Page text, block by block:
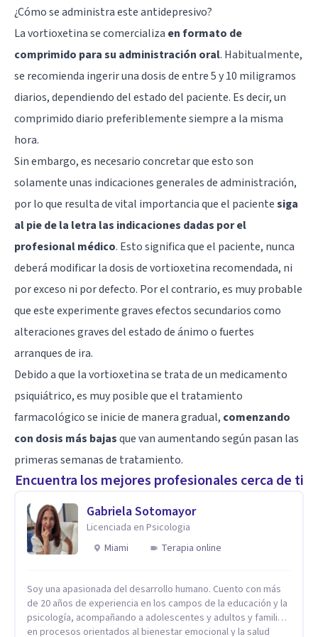
¿Cómo se administra este antidepresivo?
La vortioxetina se comercializa en formato de
comprimido para su administración oral. Habitualmente,
se recomienda ingerir una dosis de entre 5 y 10 miligramos
diarios, dependiendo del estado del paciente. Es decir, un
comprimido diario preferiblemente siempre a la misma
hora.
Sin embargo, es necesario concretar que esto son
solamente unas indicaciones generales de administración,
por lo que resulta de vital importancia que el pacientesiga
al pie de la letra las indicaciones dadas por el
profesional médico. Esto significa que el paciente, nunca
deberá modificar la dosis de vortioxetina recomendada, ni
por exceso ni por defecto. Por el contrario, es muy probable
que este experimente graves efectos secundarios como
alteraciones graves del estado de ánimo o fuertes
arranques de ira.
Debido a que la vortioxetina se trata de un medicamento
psiquiátrico, es muy posible que el tratamiento
farmacológico se inicie de manera gradual, comenzando
con dosis más bajasque van aumentando según pasan las
primeras semanas de tratamiento.
Encuentra los mejores profesionales cerca de ti
Gabriela Sotomayor
Licenciada en Psicologia
Miami
Terapia online
Soy una apasionada del desarrollo humano. Cuento con más
de 20 años de experiencia en los campos de la educación y la
psicología, acompañando a adolescentes y adultos y familias
en procesos orientados al bienestar emocional y la salud